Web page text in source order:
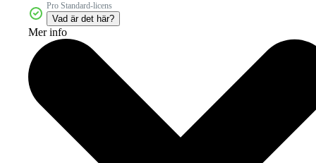
Pro Standard-licens
Vad är det här?
Mer info